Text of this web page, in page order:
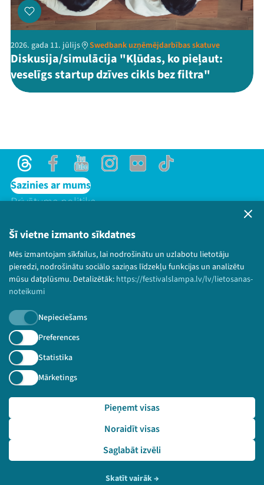
Šī vietne izmanto sīkdatnes
Mēs izmantojam sīkfailus, lai nodrošinātu un uzlabotu lietotāju
pieredzi, nodrošinātu sociālo saziņas līdzekļu funkcijas un analizētu
mūsu datplūsmu. Detalizētāk: https://festivalslampa.lv/lv/lietosanas-
noteikumi
Nepieciešams
Preferences
Statistika
Mārketings
Saglabāt izvēli
Noraidīt visas
Pieņemt visas
Skatīt vairāk→
2026. gada 11. jūlijs Swedbank uzņēmējdarbības skatuve
Diskusija/simulācija "Kļūdas, ko pieļaut:
veselīgs startup dzīves cikls bez filtra"
ThreadsFacebookYoutubeInstagram
Flick TikTok
Sazinies ar mums
Privātuma politika
Bērnu aizsardzības politika
© 2026 Sarunu festivāls LAMPA Visas tiesības
paturētas.
Piesakies jaunumiem!
Nepalaid garām aktuālāko informāciju!
🔗 https://festivalslampa.lv/lv/video-arhivs/2066?sp
eaker=P%C4%93teris%20Ponnis&speaker_id=5193